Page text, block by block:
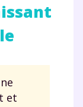
et